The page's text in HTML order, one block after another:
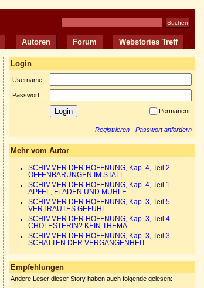
Autoren Forum Webstories Treff
Login
Username:
Passwort:
Permanent
Registrieren · Passwort anfordern
Mehr vom Autor
SCHIMMER DER HOFFNUNG, Kap. 4, Teil 2 -
OFFENBARUNGEN IM STALL...
SCHIMMER DER HOFFNUNG, Kap. 4, Teil 1 -
ÄPFEL, FLADEN UND MÜHLE
SCHIMMER DER HOFFNUNG, Kap. 3, Teil 5 -
VERTRAUTES GEFÜHL
SCHIMMER DER HOFFNUNG, Kap. 3, Teil 4 -
CHOLESTERIN? KEIN THEMA
SCHIMMER DER HOFFNUNG, Kap. 3, Teil 3 -
SCHATTEN DER VERGANGENHEIT
Empfehlungen
Andere Leser dieser Story haben auch folgende gelesen: